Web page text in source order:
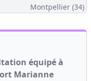
Montpellier (34)
équipé à
Marianne